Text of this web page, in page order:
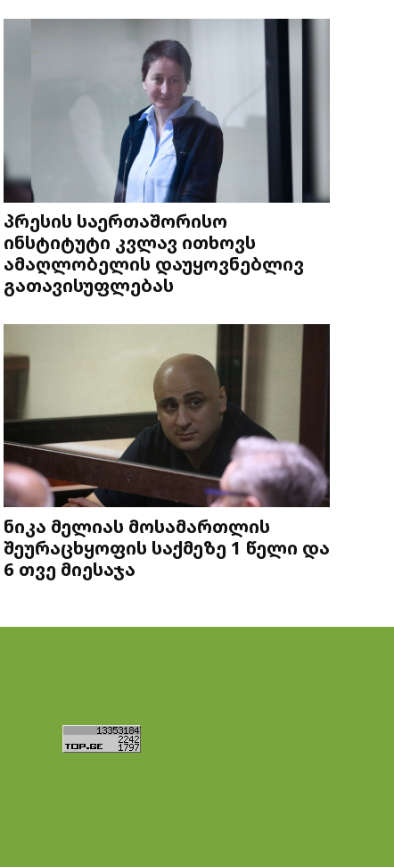
პრესის საერთაშორისო
ინსტიტუტი კვლავ ითხოვს
ამაღლობელის დაუყოვნებლივ
გათავისუფლებას
ნიკა მელიას მოსამართლის
შეურაცხყოფის საქმეზე 1 წელი და
6 თვე მიესაჯა